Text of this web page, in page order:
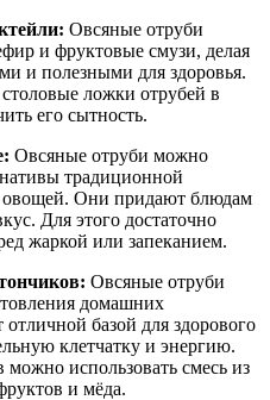
Овсяные отруби
и фруктовые смузи, делая
и полезными для здоровья.
ложки отрубей в
его сытность.
Овсяные отруби можно
традиционной
овощей. Они придают блюдам
Для этого достаточно
жаркой или запеканием.
Овсяные отруби
домашних
базой для здорового
клетчатку и энергию.
использовать смесь из
и мёда.